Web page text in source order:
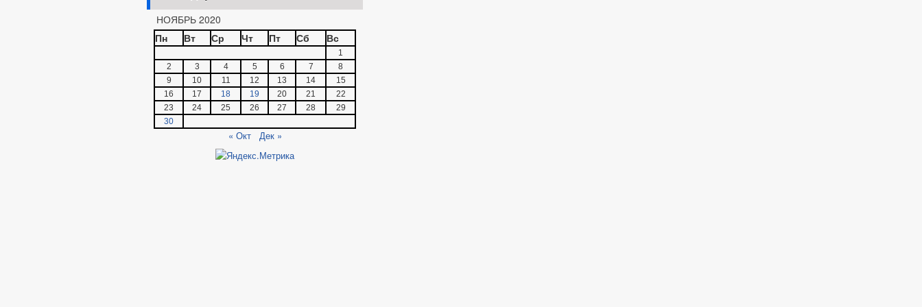
НОЯБРЬ 2020
Пн
Вт Ср Чт Пт Сб Вс
1
2
3 4 5 6 7
8
9
10 11 12 13 14
15
16
17 18 19 20 21
22
23
24 25 26 27 28
29
30
« Окт Дек »